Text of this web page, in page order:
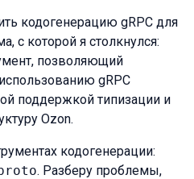
кодогенерацию gRPC для
с которой я столкнулся:
позволяющий
gRPC
поддержкой типизации и
Ozon.
кодогенерации:
. Разберу проблемы,